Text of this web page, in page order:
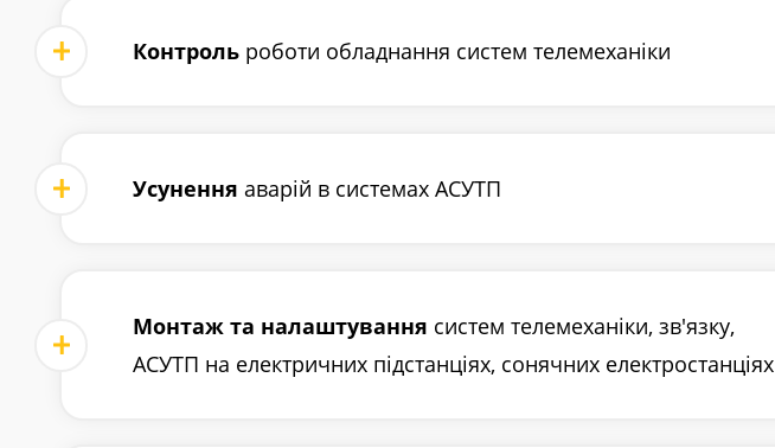
Контроль роботи обладнання систем телемеханіки
Усунення аварій в системах АСУТП
Монтаж та налаштування систем телемеханіки, зв'язку,
АСУТП на електричних підстанціях, сонячних електростанціях